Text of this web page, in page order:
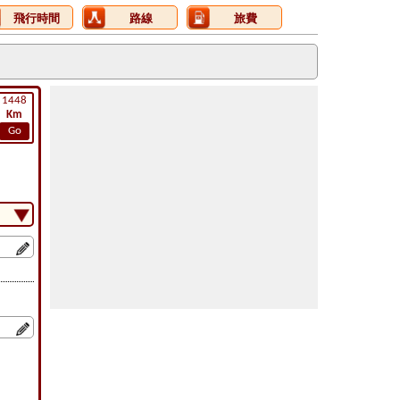
飛行時間 路線 旅費
1448
Km
Go